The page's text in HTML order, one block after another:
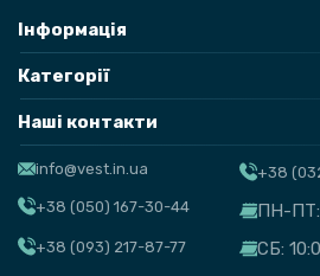
Інформація
Категорії
Наші контакти
info@vest.in.ua
+38 (050) 167-30-44
+38 (093) 217-87-77
+38
ПН-ПТ:
СБ: